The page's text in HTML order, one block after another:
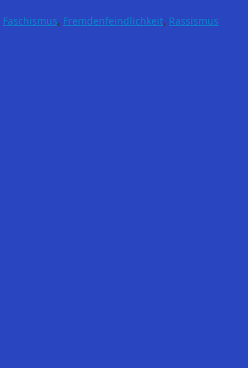
Faschismus, Fremdenfeindlichkeit, Rassismus